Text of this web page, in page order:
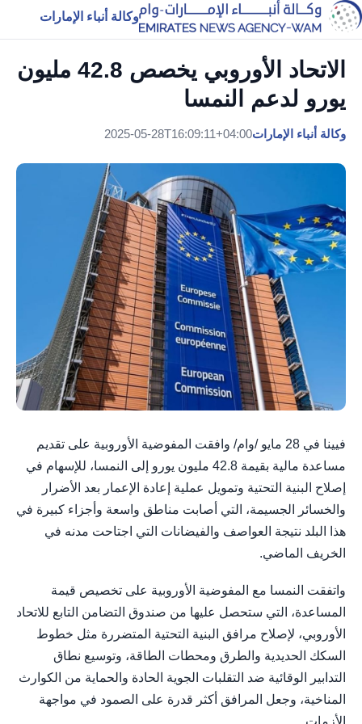
وكالة أنباء الإمارات
الاتحاد الأوروبي يخصص 42.8 مليون
يورو لدعم النمسا
وكالة أنباء الإمارات2025-05-28T16:09:11+04:00
فيينا في 28 مايو /وام/ وافقت المفوضية الأوروبية على تقديم
مساعدة مالية بقيمة 42.8 مليون يورو إلى النمسا، للإسهام في
إصلاح البنية التحتية وتمويل عملية إعادة الإعمار بعد الأضرار
والخسائر الجسيمة، التي أصابت مناطق واسعة وأجزاء كبيرة في
هذا البلد نتيجة العواصف والفيضانات التي اجتاحت مدنه في
الخريف الماضي.
واتفقت النمسا مع المفوضية الأوروبية على تخصيص قيمة
المساعدة، التي ستحصل عليها من صندوق التضامن التابع للاتحاد
الأوروبي، لإصلاح مرافق البنية التحتية المتضررة مثل خطوط
السكك الحديدية والطرق ومحطات الطاقة، وتوسيع نطاق
التدابير الوقائية ضد التقلبات الجوية الحادة والحماية من الكوارث
المناخية، وجعل المرافق أكثر قدرة على الصمود في مواجهة